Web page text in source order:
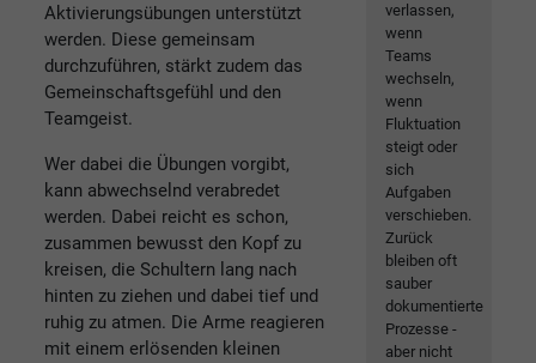
Aktivierungsübungen unterstützt
werden. Diese gemeinsam
durchzuführen, stärkt zudem das
Gemeinschaftsgefühl und den
Teamgeist.
Wer dabei die Übungen vorgibt,
kann abwechselnd verabredet
werden. Dabei reicht es schon,
zusammen bewusst den Kopf zu
kreisen, die Schultern lang nach
hinten zu ziehen und dabei tief und
ruhig zu atmen. Die Arme reagieren
mit einem erlösenden kleinen
verlassen,
wenn
Teams
wechseln,
wenn
Fluktuation
steigt oder
sich
Aufgaben
verschieben.
Zurück
bleiben oft
sauber
dokumentierte
Prozesse -
aber nicht